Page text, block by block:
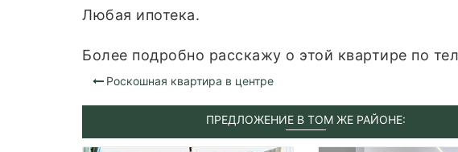
Любая ипотека.
Более подробно расскажу о этой квартире по
Роскошная квартира в центре
ПРЕДЛОЖЕНИЕ В ТОМ ЖЕ РАЙОНЕ: